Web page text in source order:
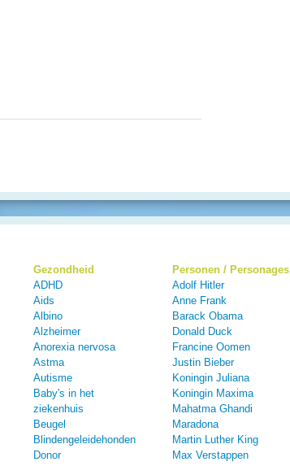
Gezondheid
ADHD
Aids
Albino
Alzheimer
Anorexia nervosa
Astma
Autisme
Baby's in het
ziekenhuis
Beugel
Blindengeleidehonden
Donor
Personen / Personages
Adolf Hitler
Anne Frank
Barack Obama
Donald Duck
Francine Oomen
Justin Bieber
Koningin Juliana
Koningin Maxima
Mahatma Ghandi
Maradona
Martin Luther King
Max Verstappen